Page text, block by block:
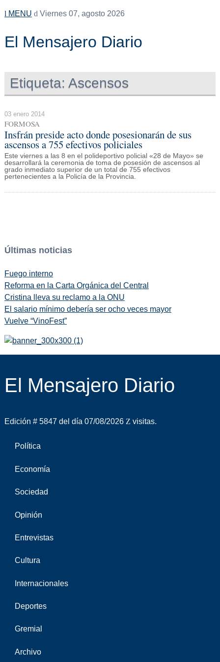
MENU Viernes 07, agosto 2026
El Mensajero Diario
Etiqueta: Ascensos
03 enero 2014
FORMOSA
Insfrán preside acto donde posesionarán de sus
ascensos a 755 efectivos policiales
Este viernes a las 8 en el polideportivo policial «28 de Mayo» se
desarrollará la ceremonia de toma de posesión de ascensos al
grado inmediato superior de un total de 755 efectivos
pertenecientes a la Policía de la Provincia.
Últimas noticias
Fuego interno
Reforma en la Carta Orgánica del Central
Cristina lleva su reclamo a la ONU
El salario mínimo debería ser ocho veces mayor
Vuelve “VinoFest”
El Mensajero Diario
Edición # 5847 del día 07/08/2026 visitas.
Política
Economía
Sociedad
Opinión
Entrevistas
Cultura
Internacionales
Deportes
Gremial
Archivo